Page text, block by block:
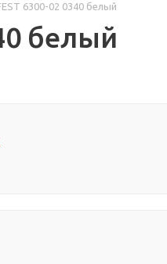
6300-02 0340 белый
белый